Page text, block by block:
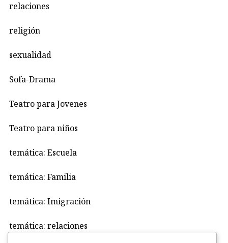
relaciones
religión
sexualidad
Sofa-Drama
Teatro para Jovenes
Teatro para niños
temática: Escuela
temática: Familia
temática: Imigración
temática: relaciones